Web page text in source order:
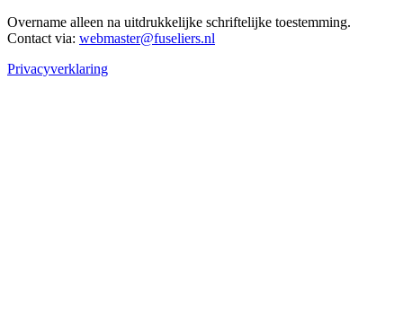
Overname alleen na uitdrukkelijke schriftelijke toestemming.
Contact via: webmaster@fuseliers.nl
Privacyverklaring